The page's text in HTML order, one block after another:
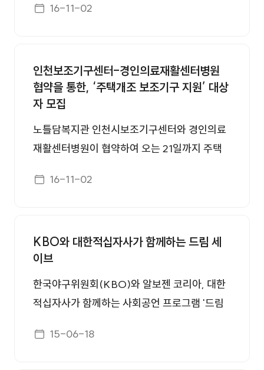
애인종합복지관협회 간 ‘장애인 의료 사각지대
사업연계, 저소득 취약계층 장애인의 의료 사각
지대 해소 노력, 재활상담 및 의료자문 전문가
위촉 등을위해 마련됐다. 협약에 따라 경인재활
센터는 장애인가정과 복지관을 방문해 연간 25
0명에게 건강검진을 제공하는 서비스를 지원한
을 실시하고 재활치료사 전문교육에 협력하기로
다”며 “양 기관의 자원을 연계해 안정적인 의료
복지 네트워크를 구축하게 됐다”고 말했다. htt
p://www.joongboo.com/?mod=news&act=
articleView&idxno=1083091
게시일자
16-11-02
인천보조기구센터-경인의료재활센터병원
협약을 통한, ‘주택개조 보조기구 지원’ 대상
자 모집
노틀담복지관 인천시보조기구센터와 경인의료
재활센터병원이 협약하여 오는 21일까지 주택
상은 홀로 일상생활을 영위하는 장애인 중 주택
하며, 주택환경 개선을 위한 디지털 도어락, 전
등스위치 리모콘 중 선택하여 신청하면 된다. 이
사업은 대상자들의 적합한 보조기구 활용을 통
한 일상생활 자립능력 향상 및 지역사회기관 연
원에 중점을 두어 진행되며, 신청기간 내 인천보
게시일자
16-11-02
KBO와 대한적십자사가 함께하는 드림 세
이브
한국야구위원회(KBO)와 알보젠 코리아, 대한
적십자사가 함께하는 사회공언 프로그램 '드림
1000만원에 이어 두 번째 후원 아동 이남석 어
게시일자
15-06-18